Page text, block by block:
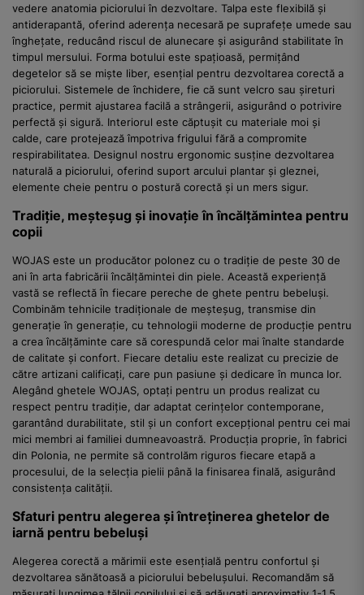
vedere anatomia piciorului în dezvoltare. Talpa este flexibilă și
antiderapantă, oferind aderența necesară pe suprafețe umede sau
înghețate, reducând riscul de alunecare și asigurând stabilitate în
timpul mersului. Forma botului este spațioasă, permițând
degetelor să se miște liber, esențial pentru dezvoltarea corectă a
piciorului. Sistemele de închidere, fie că sunt velcro sau șireturi
practice, permit ajustarea facilă a strângerii, asigurând o potrivire
perfectă și sigură. Interiorul este căptușit cu materiale moi și
calde, care protejează împotriva frigului fără a compromite
respirabilitatea. Designul nostru ergonomic susține dezvoltarea
naturală a piciorului, oferind suport arcului plantar și gleznei,
elemente cheie pentru o postură corectă și un mers sigur.
Tradiție, meșteșug și inovație în încălțămintea pentru
copii
WOJAS este un producător polonez cu o tradiție de peste 30 de
ani în arta fabricării încălțămintei din piele. Această experiență
vastă se reflectă în fiecare pereche de ghete pentru bebeluși.
Combinăm tehnicile tradiționale de meșteșug, transmise din
generație în generație, cu tehnologii moderne de producție pentru
a crea încălțăminte care să corespundă celor mai înalte standarde
de calitate și confort. Fiecare detaliu este realizat cu precizie de
către artizani calificați, care pun pasiune și dedicare în munca lor.
Alegând ghetele WOJAS, optați pentru un produs realizat cu
respect pentru tradiție, dar adaptat cerințelor contemporane,
garantând durabilitate, stil și un confort excepțional pentru cei mai
mici membri ai familiei dumneavoastră. Producția proprie, în fabrici
din Polonia, ne permite să controlăm riguros fiecare etapă a
procesului, de la selecția pielii până la finisarea finală, asigurând
consistența calității.
Sfaturi pentru alegerea și întreținerea ghetelor de
iarnă pentru bebeluși
Alegerea corectă a mărimii este esențială pentru confortul și
dezvoltarea sănătoasă a piciorului bebelușului. Recomandăm să